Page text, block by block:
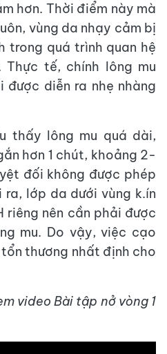
hơn. Thời điểm này mà
vùng da nhạy cảm bị
trong quá trình quan hệ
tế, chính lông mu
được diễn ra nhẹ nhàng
thấy lông mu quá dài,
hơn 1 chút, khoảng 2-
đối không được phép
lớp da dưới vùng k.ín
riêng nên cần phải được
mu. Do vậy, việc cạo
thương nhất định cho
video Bài tập nở vòng 1